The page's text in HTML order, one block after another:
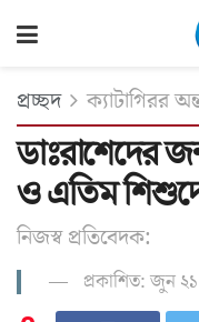
প্রচ্ছদ ক্যাটাগিরর
ডাঃরাশেদের
ও এতিম
নিজস্ব প্রতিবেদক:
প্রকাশিত: জুন